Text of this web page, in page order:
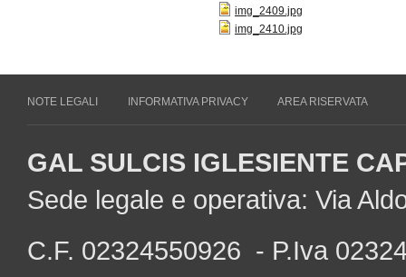
img_2409.jpg
img_2410.jpg
NOTE LEGALI INFORMATIVA PRIVACY AREA RISERVATA
GAL SULCIS IGLESIENTE
Sede legale e operativa: Via
C.F. 02324550926 - P.Iva